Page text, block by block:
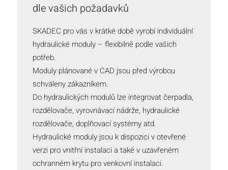
dle vašich požadavků
SKADEC pro vás v krátké době vyrobí individuální
hydraulické moduly – flexibilně podle vašich
potřeb.
Moduly plánované v CAD jsou před výrobou
schváleny zákazníkem.
Do hydraulických modulů lze integrovat čerpadla,
rozdělovače, vyrovnávací nádrže, hydraulické
rozdělovače, doplňovací systémy atd.
Hydraulické moduly jsou k dispozici v otevřené
verzi pro vnitřní instalaci a také v uzavřeném
ochranném krytu pro venkovní instalaci.